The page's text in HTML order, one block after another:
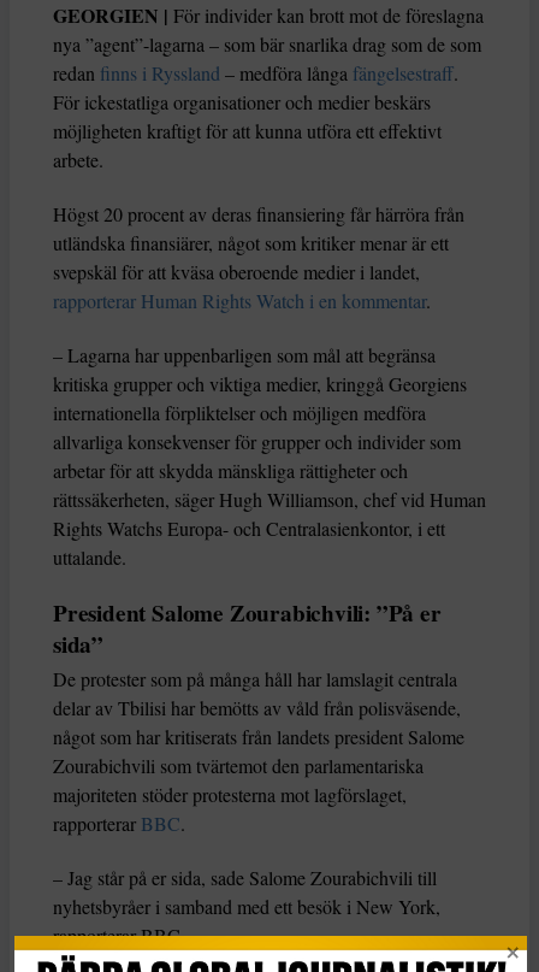
GEORGIEN | För individer kan brott mot de föreslagna
nya ”agent”-lagarna – som bär snarlika drag som de som
redan finns i Ryssland – medföra långa fängelsestraff.
För ickestatliga organisationer och medier beskärs
möjligheten kraftigt för att kunna utföra ett effektivt
arbete.
Högst 20 procent av deras finansiering får härröra från
utländska finansiärer, något som kritiker menar är ett
svepskäl för att kväsa oberoende medier i landet,
rapporterar Human Rights Watch i en kommentar.
– Lagarna har uppenbarligen som mål att begränsa
kritiska grupper och viktiga medier, kringgå Georgiens
internationella förpliktelser och möjligen medföra
allvarliga konsekvenser för grupper och individer som
arbetar för att skydda mänskliga rättigheter och
rättssäkerheten, säger Hugh Williamson, chef vid Human
Rights Watchs Europa- och Centralasienkontor, i ett
uttalande.
President Salome Zourabichvili: ”På er
sida”
De protester som på många håll har lamslagit centrala
delar av Tbilisi har bemötts av våld från polisväsende,
något som har kritiserats från landets president Salome
Zourabichvili som tvärtemot den parlamentariska
majoriteten stöder protesterna mot lagförslaget,
rapporterar BBC.
– Jag står på er sida, sade Salome Zourabichvili till
nyhetsbyråer i samband med ett besök i New York,
rapporterar BBC.